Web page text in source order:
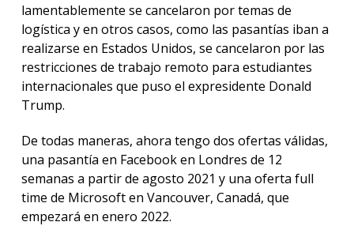
lamentablemente se cancelaron por temas de
logística y en otros casos, como las pasantías iban a
realizarse en Estados Unidos, se cancelaron por las
restricciones de trabajo remoto para estudiantes
internacionales que puso el expresidente Donald
Trump.
De todas maneras, ahora tengo dos ofertas válidas,
una pasantía en Facebook en Londres de 12
semanas a partir de agosto 2021 y una oferta full
time de Microsoft en Vancouver, Canadá, que
empezará en enero 2022.